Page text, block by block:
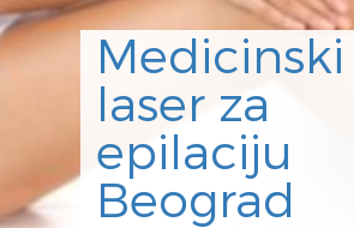
Medicinski
laser za
epilaciju
Beograd